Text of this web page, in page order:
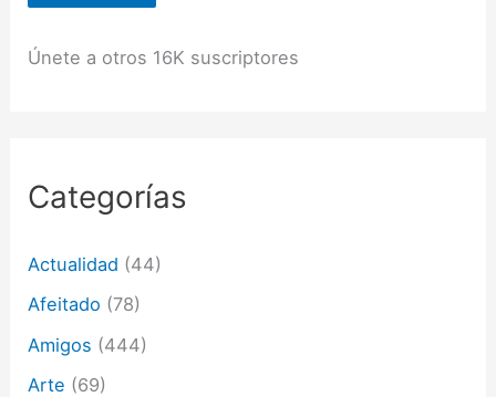
c
ó
r
r
e
e
c
r
Únete a otros 16K suscriptores
Categorías
Actualidad (44)
Afeitado (78)
Amigos (444)
Arte (69)